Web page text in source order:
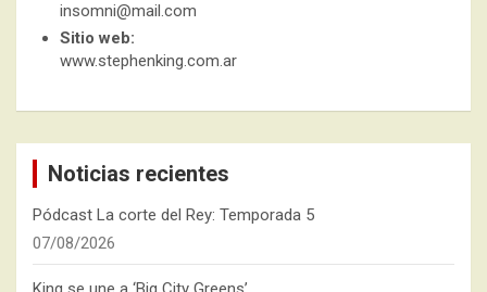
insomni@mail.com
Sitio web:
www.stephenking.com.ar
Noticias recientes
Pódcast La corte del Rey: Temporada 5
07/08/2026